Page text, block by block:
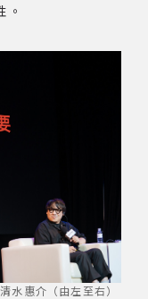
。
水惠介（由左至右）